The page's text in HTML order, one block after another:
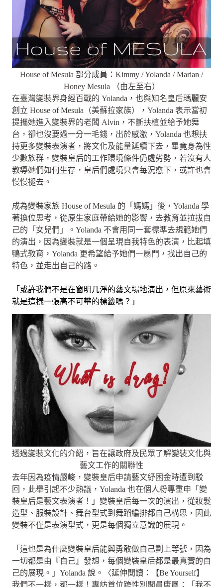
House of Mesula 部分成員：Kimmy / Yolanda / Marian /
Honey Mesula （由左至右）
在臺灣變裝界身經百戰的 Yolanda，也與知名皇后瑪麗安
創立 House of Mesula（美蘇拉家族），Yolanda 表示當初
提攜她進入變裝界的老闆 Alvin，不斷扶植並給予她舞
台，卻也沒要過一分一毛錢，出於感激，Yolanda 也想扶
持更多變裝表演者，將文化及能量延續下去，畢竟身為性
少數族群，變裝皇后的工作環境條件仍處劣勢，若沒有人
教導她們如何生存，皇后們處境只會每況愈下，或許也會
慢慢褪去。
成為變裝家族 House of Mesula 的「媽媽」後，Yolanda 學
著換位思考，從原生家庭帶給她的影響，去教育並拉拔自
己的「女兒們」。Yolanda 不會用同一套標準去規範她們
的演出，因為變裝就是一個呈現自我特色的表演，比起填
鴨式教育，Yolanda 更希望給予她們一扇門，找出自己的
特色，並走出自己的路。
「或許我們不是在窗明几淨的藝文場地演出，但原來藝術
就是這樣一張高不可攀的標籤嗎？」
透過變裝文化的介紹，旨在讓政府及民眾了解變裝文化與
藝文工作的關聯性
去年因為疫情嚴峻，變裝皇后申請藝文紓困金時遭到駁
回，此舉引起不少熱議，Yolanda 也在個人粉專重申「變
裝皇后是藝文表演者！」變裝皇后每一次的演出，從妝髮
造型、服裝設計、舞台型式到舞蹈編排都自己構思，因此
變裝不僅是表演型式，更是每個獨立意識的展現。
「這也是為什麼變裝皇后能與勇敢做自己劃上等號，因為
一切都是由『自己』發想，每個變裝皇后都是最真實的自
己的展現。」Yolanda 說。〈延伸閱讀：【Be Yourself】
我們不一樣，都一樣！專訪首位跨性別閣員唐鳳：「我不